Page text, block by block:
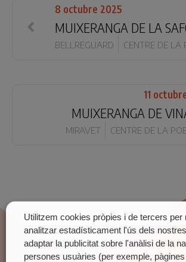
8 octubre 2025
MUIXERANGA DE LA
BELLREGUARD CENTRE DE LA
11
MUIXERANGA DE
MIRAVET CENTRE DE LA
Utilitzem cookies pròpies i de tercers per
analitzar estadísticament l'ús dels
adaptar la publicitat sobre l'anàlisi de la
persones usuàries (per exemple,